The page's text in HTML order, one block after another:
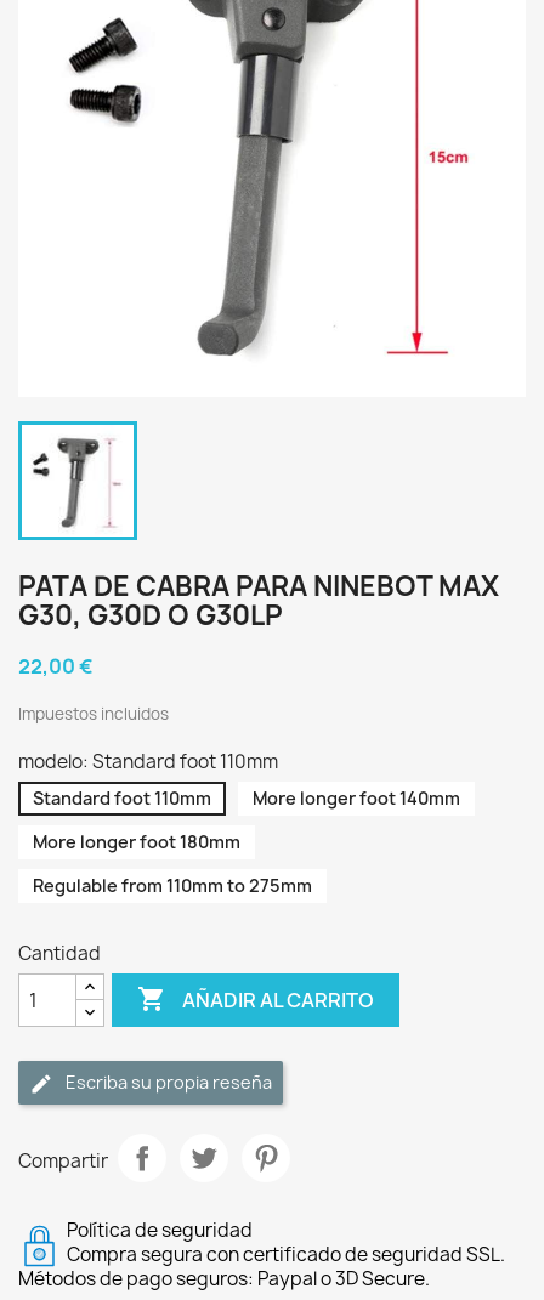
PATA DE CABRA PARA NINEBOT MAX
G30, G30D O G30LP
22,00 €
Impuestos incluidos
modelo: Standard foot 110mm
Standard foot 110mm
More longer foot 140mm
More longer foot 180mm
Regulable from 110mm to 275mm
Cantidad
 AÑADIR AL CARRITO
Escriba su propia reseña
Compartir
Política de seguridad
Compra segura con certificado de seguridad SSL.
Métodos de pago seguros: Paypal o 3D Secure.